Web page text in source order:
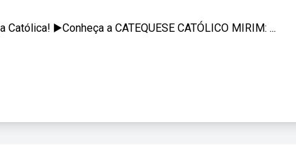
▶️Conheça a CATEQUESE CATÓLICO MIRIM: ...